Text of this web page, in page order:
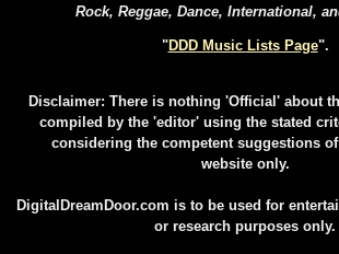
Rock, Reggae, Dance, International,
"DDD Music Lists Page".
Disclaimer: There is nothing 'Official' about
compiled by the 'editor' using the stated
considering the competent suggestions
website only.
DigitalDreamDoor.com is to be used for
or research purposes only.